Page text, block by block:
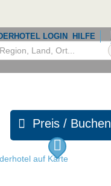
LOGIN HILFE
Preis / Buchen